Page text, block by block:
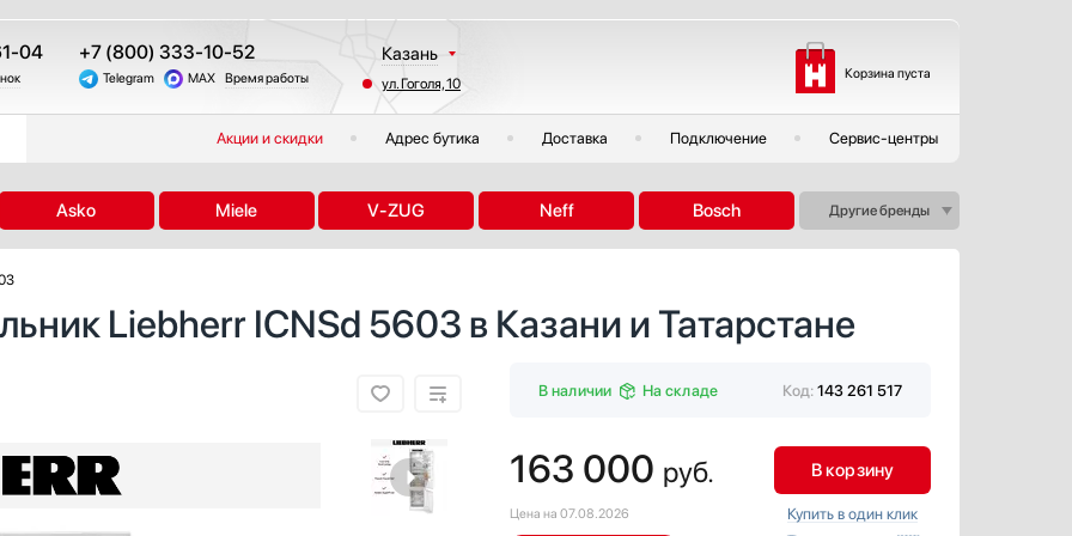
04 +7 (800) 333-10-52
Telegram MAX Время работы
Казань
Москва
Санкт-Петербург
Екатеринбург
Другие регионы
ул. Гоголя, 10
Корзина пуста
Акции и скидки Адрес бутика Доставка Подключение Сервис-центры
Asko Miele V-ZUG Neff Bosch Другие бренды
Liebherr ICNSd 5603 в Казани и Татарстане
В наличии На складе Код: 143 261 517
163 000 руб. В корзину
Цена на 07.08.2026 Купить в один клик